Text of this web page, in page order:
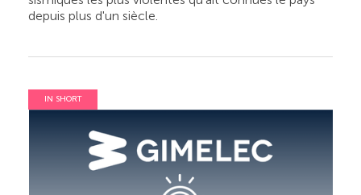
depuis plus d'un siècle.
IN SHORT